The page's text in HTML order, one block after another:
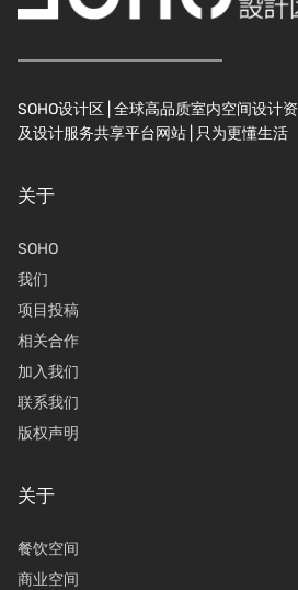
SOHO设计区 | 全球高品质室内空间设计资
及设计服务共享平台网站 | 只为更懂生活
关于
SOHO
我们
项目投稿
相关合作
加入我们
联系我们
版权声明
关于
餐饮空间
商业空间